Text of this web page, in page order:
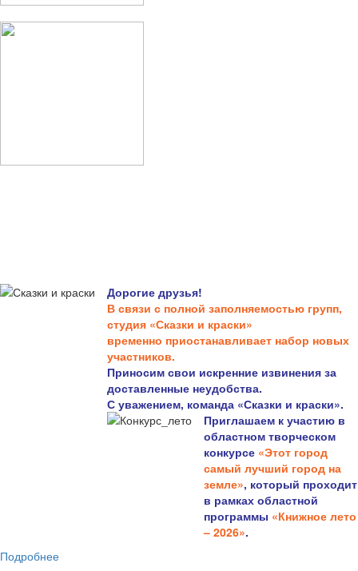
Дорогие друзья!
В связи с полной заполняемостью групп,
студия «Сказки и краски»
временно приостанавливает набор новых
участников.
Приносим свои искренние извинения за
доставленные неудобства.
С уважением, команда «Сказки и краски».
Приглашаем к участию в
областном творческом
конкурсе «Этот город
самый лучший город на
земле», который проходит
в рамках областной
программы «Книжное лето
– 2026».
Подробнее